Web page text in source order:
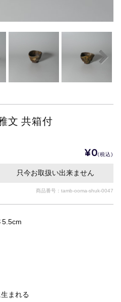
文 共箱付
¥0(税込)
只今お取扱い出来ません
商品番号：tamb-ooma-shuk-0047
5.5cm
まれる